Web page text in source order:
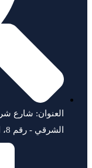
العنوان: شارع
الشرقي - رقم 8، الطابق الأول، الوحدة 1